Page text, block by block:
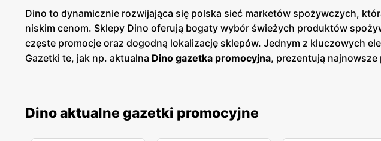
Dino to dynamicznie rozwijająca się polska sieć marketów spożywczych,
niskim cenom. Sklepy Dino oferują bogaty wybór świeżych produktów
częste promocje oraz dogodną lokalizację sklepów. Jednym z kluczowych
Gazetki te, jak np. aktualna Dino gazetka promocyjna, prezentują
planować swoje zakupy i korzystać z wyjątkowych okazji cenowych. Są
które umożliwiają dodatkowe oszczędności przy regularnych zakupach.
Dino aktualne gazetki promocyjne